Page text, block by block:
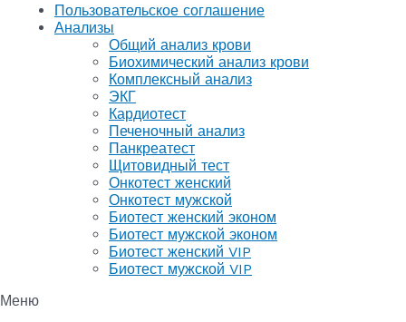
Пользовательское соглашение
Анализы
Общий анализ крови
Биохимический анализ крови
Комплексный анализ
ЭКГ
Кардиотест
Печеночный анализ
Панкреатест
Щитовидный тест
Онкотест женский
Онкотест мужской
Биотест женский эконом
Биотест мужской эконом
Биотест женский VIP
Биотест мужской VIP
Меню